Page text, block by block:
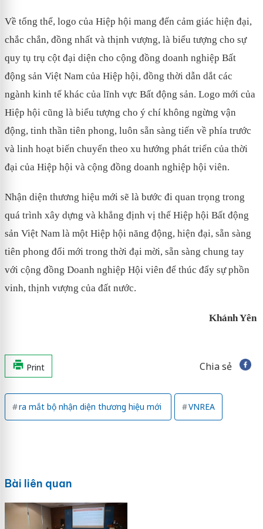
Về tổng thể, logo của Hiệp hội mang đến cảm giác hiện đại,
chắc chắn, đồng nhất và thịnh vượng, là biểu tượng cho sự
quy tụ trụ cột đại diện cho cộng đồng doanh nghiệp Bất
động sản Việt Nam của Hiệp hội, đồng thời dẫn dắt các
ngành kinh tế khác của lĩnh vực Bất động sản. Logo mới của
Hiệp hội cũng là biểu tượng cho ý chí không ngừng vận
động, tinh thần tiên phong, luôn sẵn sàng tiến về phía trước
và linh hoạt biến chuyển theo xu hướng phát triển của thời
đại của Hiệp hội và cộng đồng doanh nghiệp hội viên.
Nhận diện thương hiệu mới sẽ là bước đi quan trọng trong
quá trình xây dựng và khẳng định vị thế Hiệp hội Bất động
sản Việt Nam là một Hiệp hội năng động, hiện đại, sẵn sàng
tiên phong đổi mới trong thời đại mời, sẵn sàng chung tay
với cộng đồng Doanh nghiệp Hội viên để thúc đẩy sự phồn
vinh, thịnh vượng của đất nước.
Khánh Yên
Print Chia sẻ
ra mắt bộ nhận diện thương hiệu mới VNREA
Bài liên quan